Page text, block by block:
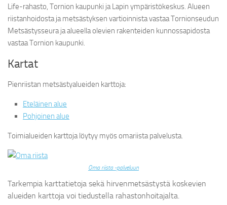
Life-rahasto, Tornion kaupunki ja Lapin ympäristökeskus. Alueen
riistanhoidosta ja metsästyksen vartioinnista vastaa Tornionseudun
Metsästysseura ja alueella olevien rakenteiden kunnossapidosta
vastaa Tornion kaupunki.
Kartat
Pienriistan metsästyalueiden karttoja:
Eteläinen alue
Pohjoinen alue
Toimialueiden karttoja löytyy myös omariista palvelusta.
Oma riista -palveluun
Tarkempia karttatietoja sekä hirvenmetsästystä koskevien
alueiden karttoja voi tiedustella rahastonhoitajalta.